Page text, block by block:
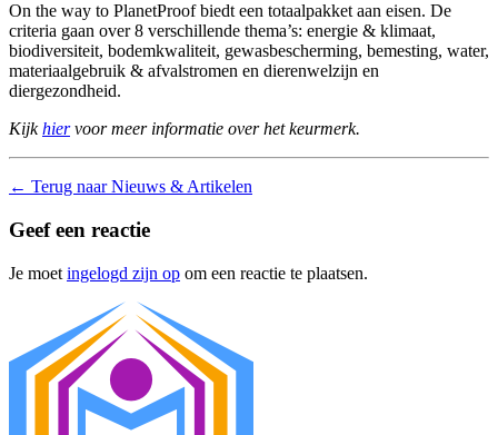
On the way to PlanetProof biedt een totaalpakket aan eisen. De
criteria gaan over 8 verschillende thema’s: energie & klimaat,
biodiversiteit, bodemkwaliteit, gewasbescherming, bemesting, water,
materiaalgebruik & afvalstromen en dierenwelzijn en
diergezondheid.
Kijkhiervoor meer informatie over het keurmerk.
← Terug naar Nieuws & Artikelen
Geef een reactie
Je moet ingelogd zijn op om een reactie te plaatsen.